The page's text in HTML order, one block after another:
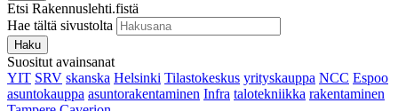
Etsi Rakennuslehti.fistä
Hae tältä sivustolta
Haku
Suositut avainsanat
YIT SRV skanska Helsinki Tilastokeskus yrityskauppa NCC Espoo
asuntokauppa asuntorakentaminen Infra talotekniikka rakentaminen